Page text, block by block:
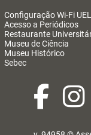
Configuração Wi-Fi UEL
Acesso a Periódicos
Restaurante
Museu de Ciência
Museu Histórico
Sebec